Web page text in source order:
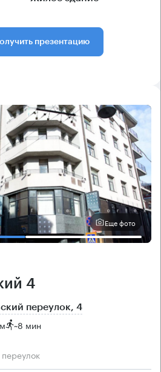
презентацию
Еще фото
4
переулок, 4
~8 мин